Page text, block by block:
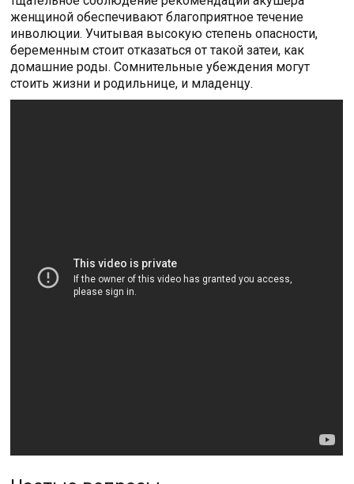
женщиной обеспечивают благоприятное течение
инволюции. Учитывая высокую степень опасности,
беременным стоит отказаться от такой затеи, как
домашние роды. Сомнительные убеждения могут
стоить жизни и родильнице, и младенцу.